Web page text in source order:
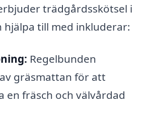
trädgårdsskötsel i
hjälpa till med inkluderar:
Regelbunden
gräsmattan för att
en fräsch och välvårdad